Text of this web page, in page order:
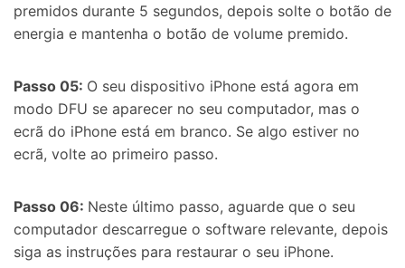
premidos durante 5 segundos, depois solte o botão de
energia e mantenha o botão de volume premido.
Passo 05: O seu dispositivo iPhone está agora em
modo DFU se aparecer no seu computador, mas o
ecrã do iPhone está em branco. Se algo estiver no
ecrã, volte ao primeiro passo.
Passo 06: Neste último passo, aguarde que o seu
computador descarregue o software relevante, depois
siga as instruções para restaurar o seu iPhone.